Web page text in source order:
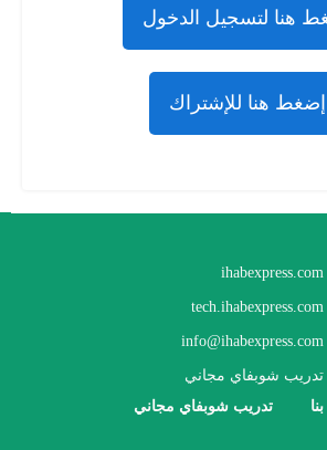
هنا لتسجيل الدخول
إضغط هنا للإشتراك
ihabexpress.com
tech.ihabexpress.com
info@ihabexpress.com
تدريب شوبفاي مجاني
تدريب شوبفاي مجاني